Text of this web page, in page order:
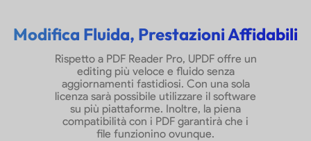
Modifica Fluida, Prestazioni Affidabili
Rispetto a PDF Reader Pro, UPDF offre un
editing più veloce e fluido senza
aggiornamenti fastidiosi. Con una sola
licenza sarà possibile utilizzare il software
su più piattaforme. Inoltre, la piena
compatibilità con i PDF garantirà che i
file funzionino ovunque.